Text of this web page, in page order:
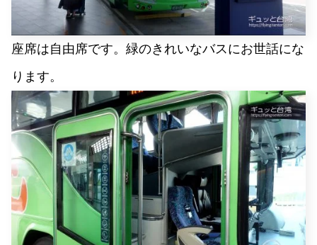
座席は自由席です。緑のきれいなバスにお世話にな
ります。